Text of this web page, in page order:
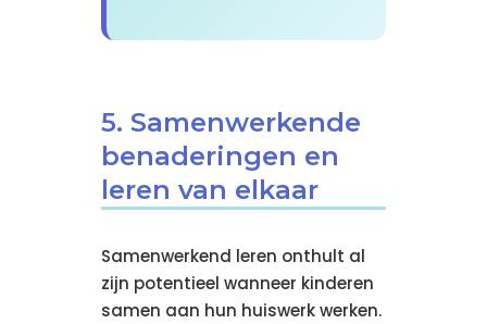
5. Samenwerkende
benaderingen en
leren van elkaar
Samenwerkend leren onthult al
zijn potentieel wanneer kinderen
samen aan hun huiswerk werken.